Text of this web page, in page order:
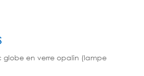
globe en verre opalin (lampe